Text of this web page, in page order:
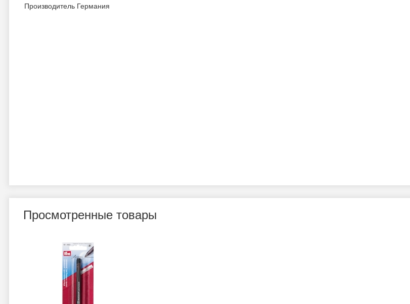
Производитель Германия
Просмотренные товары